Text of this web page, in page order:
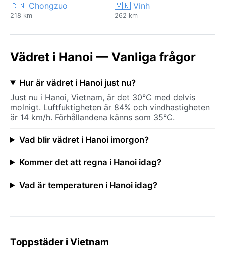
🇨🇳 Chongzuo
218 km
🇻🇳 Vinh
262 km
Vädret i Hanoi — Vanliga frågor
Hur är vädret i Hanoi just nu?
Just nu i Hanoi, Vietnam, är det 30°C med delvis
molnigt. Luftfuktigheten är 84% och vindhastigheten
är 14 km/h. Förhållandena känns som 35°C.
Vad blir vädret i Hanoi imorgon?
Kommer det att regna i Hanoi idag?
Vad är temperaturen i Hanoi idag?
Toppstäder i Vietnam